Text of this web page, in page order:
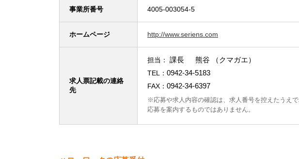
事業所番号 4005-003054-5
ホームページ http://www.seriens.com
求人票記載の連絡
先
担当： 課長 熊谷 （クマガエ）
TEL： 0942-34-5183
FAX： 0942-34-6397
※応募や求人内容の確認は、求人番号を控えたうえ
応募を案内するものではありません。